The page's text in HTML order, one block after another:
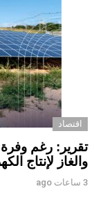
اقتصاد
تقرير: رغم
والغاز لإنتاج
3 ساعات ago